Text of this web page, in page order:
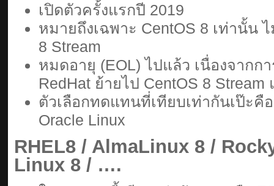
เปิดตัวครั้งแรกปี 2019
หมายถึงเฉพาะ CentOS 8 เท่านั้น
8 Stream
หมดอายุ (EOL) ไปแล้ว เนื่องจากก
RedHat ย้ายไป CentOS 8
ตัวเลือกทดแทนที่เทียบเท่ากันเป๊ะคื
Oracle Linux
RHEL8 / AlmaLinux 8 /
Linux 8 / ….